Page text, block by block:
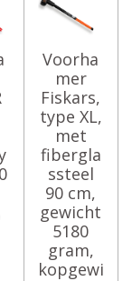
Voorha
mer
Fiskars,
type XL,
met
fibergla
ssteel
90 cm,
gewicht
5180
gram,
kopgewi